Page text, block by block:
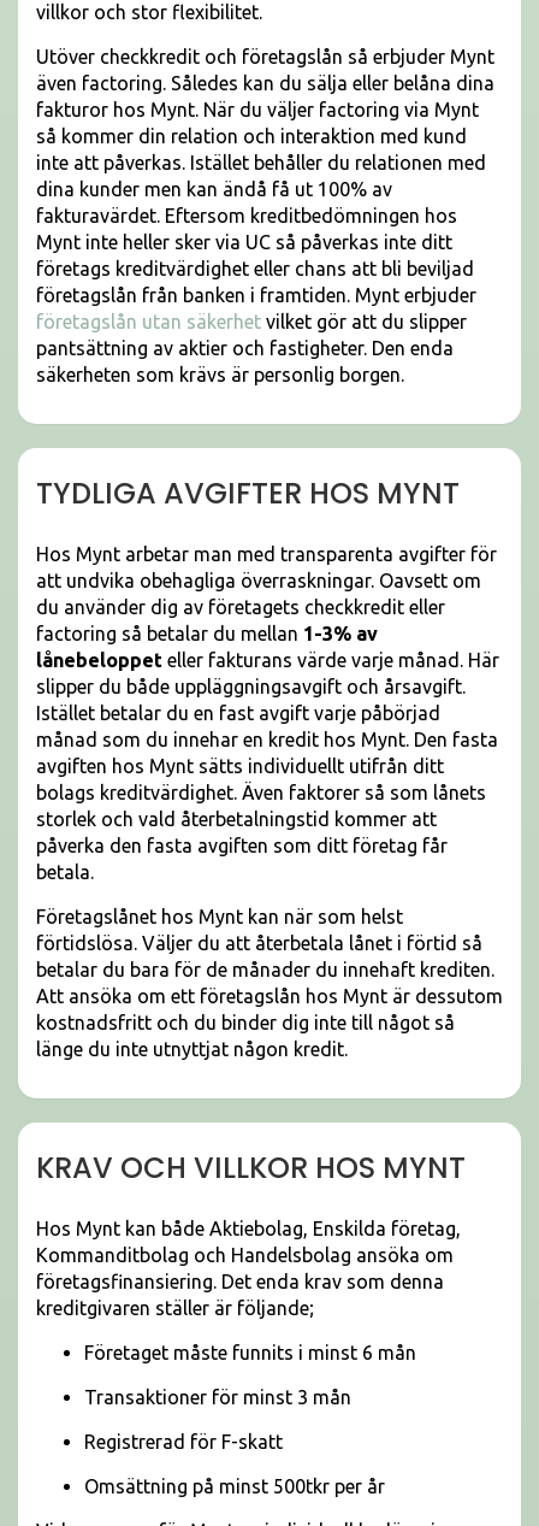
villkor och stor flexibilitet.
Utöver checkkredit och företagslån så erbjuder Mynt
även factoring. Således kan du sälja eller belåna dina
fakturor hos Mynt. När du väljer factoring via Mynt
så kommer din relation och interaktion med kund
inte att påverkas. Istället behåller du relationen med
dina kunder men kan ändå få ut 100% av
fakturavärdet. Eftersom kreditbedömningen hos
Mynt inte heller sker via UC så påverkas inte ditt
företags kreditvärdighet eller chans att bli beviljad
företagslån från banken i framtiden. Mynt erbjuder
företagslån utan säkerhet vilket gör att du slipper
pantsättning av aktier och fastigheter. Den enda
säkerheten som krävs är personlig borgen.
TYDLIGA AVGIFTER HOS MYNT
Hos Mynt arbetar man med transparenta avgifter för
att undvika obehagliga överraskningar. Oavsett om
du använder dig av företagets checkkredit eller
factoring så betalar du mellan 1-3% av
lånebeloppet eller fakturans värde varje månad. Här
slipper du både uppläggningsavgift och årsavgift.
Istället betalar du en fast avgift varje påbörjad
månad som du innehar en kredit hos Mynt. Den fasta
avgiften hos Mynt sätts individuellt utifrån ditt
bolags kreditvärdighet. Även faktorer så som lånets
storlek och vald återbetalningstid kommer att
påverka den fasta avgiften som ditt företag får
betala.
Företagslånet hos Mynt kan när som helst
förtidslösa. Väljer du att återbetala lånet i förtid så
betalar du bara för de månader du innehaft krediten.
Att ansöka om ett företagslån hos Mynt är dessutom
kostnadsfritt och du binder dig inte till något så
länge du inte utnyttjat någon kredit.
KRAV OCH VILLKOR HOS MYNT
Hos Mynt kan både Aktiebolag, Enskilda företag,
Kommanditbolag och Handelsbolag ansöka om
företagsfinansiering. Det enda krav som denna
kreditgivaren ställer är följande;
Företaget måste funnits i minst 6 mån
Transaktioner för minst 3 mån
Registrerad för F-skatt
Omsättning på minst 500tkr per år